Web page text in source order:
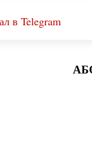
в Telegram